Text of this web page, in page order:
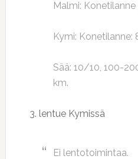
Malmi:
Kymi: Konetilanne:
Sää: 10/10, 100-
km.
3. lentue Kymissä
Ei lentotoimintaa.